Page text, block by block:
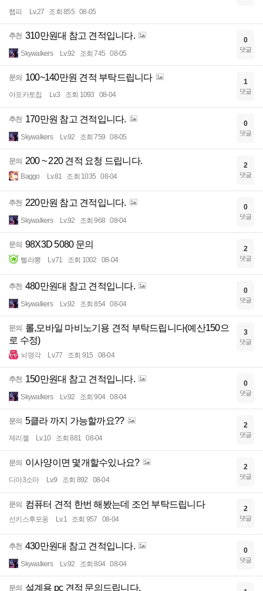
햅피 Lv.27 조회 855 08-05
추천 310만원대 참고 견적입니다.
Skywalkers Lv.92 조회 745 08-05
0
댓글
문의 100~140만원 견적 부탁드립니다
아포카토칩 Lv.3 조회 1093 08-04
1
댓글
추천 170만원 참고 견적입니다.
Skywalkers Lv.92 조회 759 08-05
0
댓글
문의 200 ~ 220 견적 요청 드립니다.
Baggo Lv.81 조회 1035 08-04
2
댓글
추천 220만원 참고 견적입니다.
Skywalkers Lv.92 조회 968 08-04
0
댓글
문의 98X3D 5080 문의
삘라뽕 Lv.71 조회 1002 08-04
2
댓글
추천 480만원대 참고 견적입니다.
Skywalkers Lv.92 조회 854 08-04
0
댓글
문의 롤,모바일 마비노기용 견적 부탁드립니다(예산150으
로 수정)
뇌명각 Lv.77 조회 915 08-04
3
댓글
추천 150만원대 참고 견적입니다.
Skywalkers Lv.92 조회 904 08-04
0
댓글
문의 5클라 까지 가능할까요??
제리젤 Lv.10 조회 881 08-04
2
댓글
문의 이사양이면 몇개할수있나요?
디아3소마 Lv.9 조회 892 08-04
2
댓글
문의 컴퓨터 견적 한번 해봤는데 조언 부탁드립니다
선키스후포옹 Lv.1 조회 957 08-04
2
댓글
추천 430만원대 참고 견적입니다.
Skywalkers Lv.92 조회 804 08-04
0
댓글
문의 설계용 pc 견적 문의드립니다.